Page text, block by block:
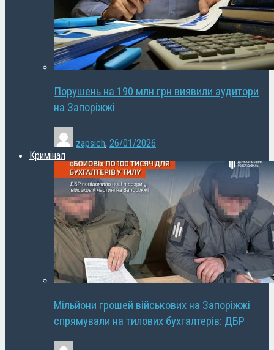
Порушень на 190 млн грн виявили аудитори
на Запоріжжі
zapsich, 26/01/2026
Кримінал
Мільйони грошей військових на Запоріжжі
спрямували на тилових бухгалтерів: ДБР